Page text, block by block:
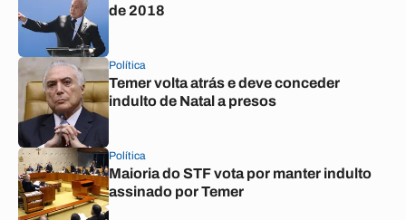
de 2018
Política
Temer volta atrás e deve conceder
indulto de Natal a presos
Política
Maioria do STF vota por manter indulto
assinado por Temer